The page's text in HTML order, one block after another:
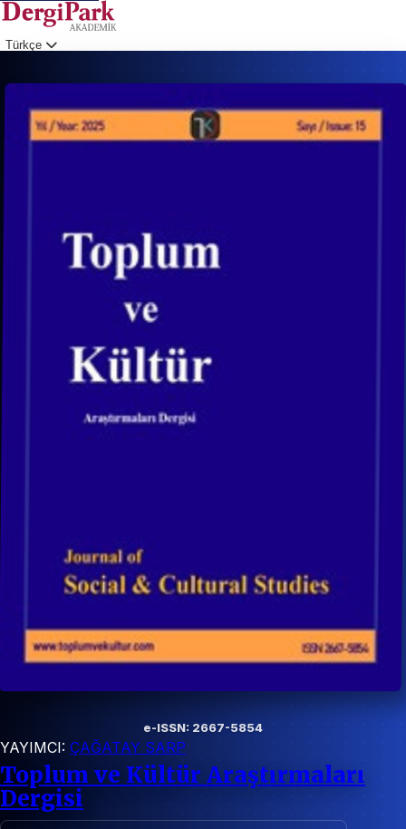
Türkçe
e-ISSN: 2667-5854
YAYIMCI: ÇAĞATAY SARP
Toplum ve Kültür Araştırmaları
Dergisi